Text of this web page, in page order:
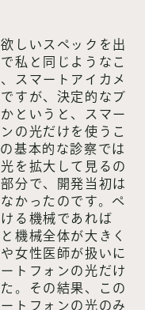
しいスペックを出
私と同じようなこ
スマートアイカメ
すが、決定的なブ
というと、スマー
の光だけを使うこ
基本的な診察では
を拡大して見るの
分で、開発当初は
かったのです。ペ
る機械であれば
機械全体が大きく
女性医師が扱いに
トフォンの光だけ
。その結果、この
トフォンの光のみ